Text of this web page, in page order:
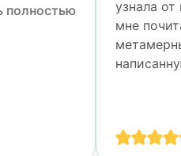
полностью
узнала от
мне